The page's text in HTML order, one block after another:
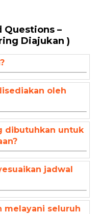
Questions –
Diajukan )
oleh
dibutuhkan untuk
jadwal
melayani seluruh